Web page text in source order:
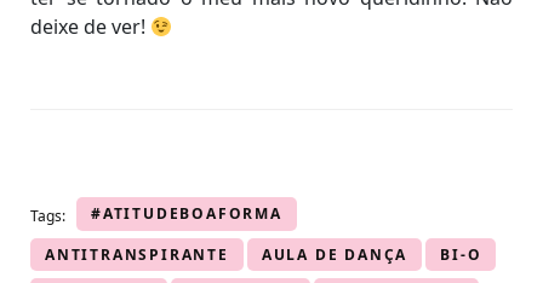
deixe de ver!
Tags:
#ATITUDEBOAFORMA
ANTITRANSPIRANTE
AULA DE DANÇA
BI-O